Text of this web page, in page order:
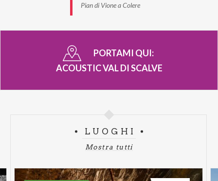
Pian di Vione a Colere
PORTAMI QUI:
ACOUSTIC VAL DI SCALVE
LUOGHI
Mostra tutti